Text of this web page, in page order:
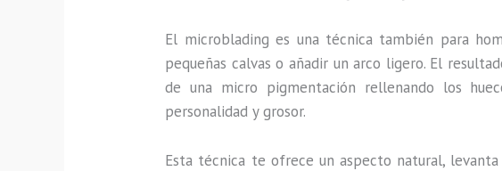
El microbladinges una técnica también para
pequeñas calvas o añadir un arco ligero.El
de una micro pigmentación rellenando los
personalidad y grosor.
Esta técnica te ofrece un aspecto natural,